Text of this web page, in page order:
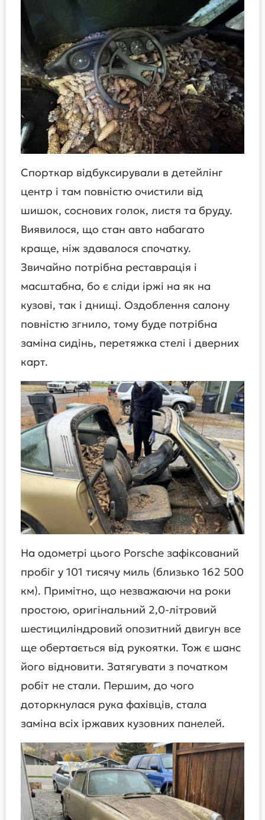
Спорткар відбуксирували в детейлінг
центр і там повністю очистили від
шишок, соснових голок, листя та бруду.
Виявилося, що стан авто набагато
краще, ніж здавалося спочатку.
Звичайно потрібна реставрація і
масштабна, бо є сліди іржі на як на
кузові, так і днищі. Оздоблення салону
повністю згнило, тому буде потрібна
заміна сидінь, перетяжка стелі і дверних
карт.
На одометрі цього Porsche зафіксований
пробіг у 101 тисячу миль (близько 162 500
км). Примітно, що незважаючи на роки
простою, оригінальний 2,0-літровий
шестициліндровий опозитний двигун все
ще обертається від рукоятки. Тож є шанс
його відновити. Затягувати з початком
робіт не стали. Першим, до чого
доторкнулася рука фахівців, стала
заміна всіх іржавих кузовних панелей.